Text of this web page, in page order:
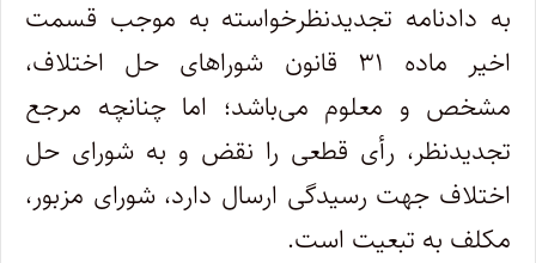
به دادنامه تجدیدنظرخواسته به موجب قسمت
اخیر ماده ۳۱ قانون شوراهای حل اختلاف،
مشخص و معلوم می‌باشد؛ اما چنانچه مرجع
تجدیدنظر، رأی قطعی را نقض و به شورای حل
اختلاف جهت رسیدگی ارسال دارد، شورای مزبور،
مکلف به تبعیت است.